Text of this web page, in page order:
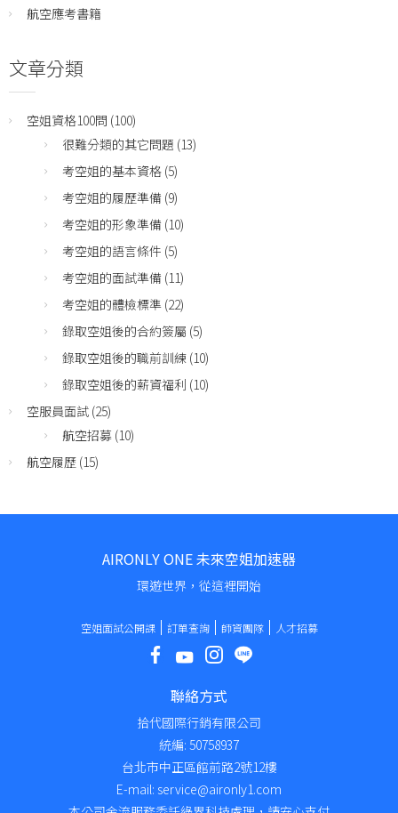
航空應考書籍
文章分類
空姐資格100問 (100)
很難分類的其它問題 (13)
考空姐的基本資格 (5)
考空姐的履歷準備 (9)
考空姐的形象準備 (10)
考空姐的語言條件 (5)
考空姐的面試準備 (11)
考空姐的體檢標準 (22)
錄取空姐後的合約簽屬 (5)
錄取空姐後的職前訓練 (10)
錄取空姐後的薪資福利 (10)
空服員面試 (25)
航空招募 (10)
航空履歷 (15)
AIRONLY ONE 未來空姐加速器
環遊世界，從這裡開始
空姐面試公開課 訂單查詢 師資團隊 人才招募
聯絡方式
拾代國際行銷有限公司
統編: 50758937
台北市中正區館前路2號12樓
E-mail: service@aironly1.com